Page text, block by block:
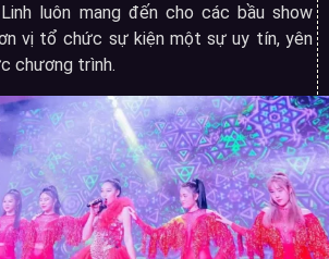
luôn mang đến cho các bầu show
vị tổ chức sự kiện một sự uy tín, yên
chương trình.